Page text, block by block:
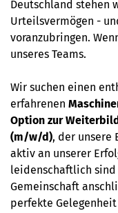
Deutschland stehen
Urteilsvermögen -
voranzubringen.
unseres Teams.
Wir suchen einen
erfahrenen
Option zur
(m/w/d), der unsere
aktiv an unserer
leidenschaftlich
Gemeinschaft
perfekte